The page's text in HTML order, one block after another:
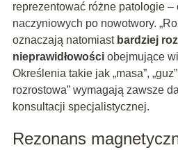
reprezentować różne patologie –
naczyniowych po nowotwory.
oznaczają natomiast bardziej
nieprawidłowościobejmujące
Określenia takie jak „masa”,
rozrostowa” wymagają zawsze
konsultacji specjalistycznej.
Rezonans